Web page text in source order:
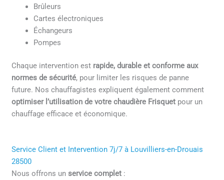
Brûleurs
Cartes électroniques
Échangeurs
Pompes
Chaque intervention est rapide, durable et conforme aux
normes de sécurité, pour limiter les risques de panne
future. Nos chauffagistes expliquent également comment
optimiser l’utilisation de votre chaudière Frisquet pour un
chauffage efficace et économique.
Service Client et Intervention 7j/7 à Louvilliers-en-Drouais
28500
Nous offrons unservice complet :